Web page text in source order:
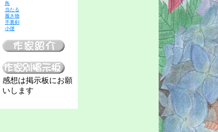
鳥
当たる
履き物
手裏剣
小便
感想は掲示板にお願
いします